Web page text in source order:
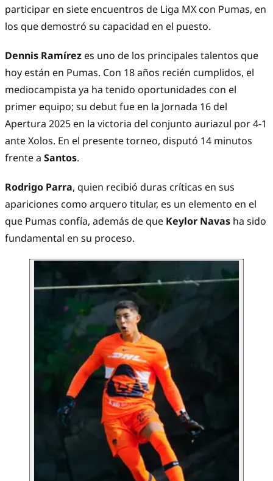
participar en siete encuentros de Liga MX con Pumas, en
los que demostró su capacidad en el puesto.
Dennis Ramírez es uno de los principales talentos que
hoy están en Pumas. Con 18 años recién cumplidos, el
mediocampista ya ha tenido oportunidades con el
primer equipo; su debut fue en la Jornada 16 del
Apertura 2025 en la victoria del conjunto auriazul por 4-1
ante Xolos. En el presente torneo, disputó 14 minutos
frente a Santos.
Rodrigo Parra, quien recibió duras críticas en sus
apariciones como arquero titular, es un elemento en el
que Pumas confía, además de que Keylor Navas ha sido
fundamental en su proceso.